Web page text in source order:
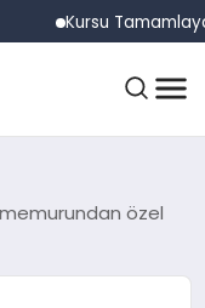
Kursu Tamamlayan
özel